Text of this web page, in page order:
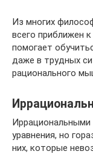
Из многих
всего приближен
помогает
даже в трудных
рационального
уравнения, но
них, которые